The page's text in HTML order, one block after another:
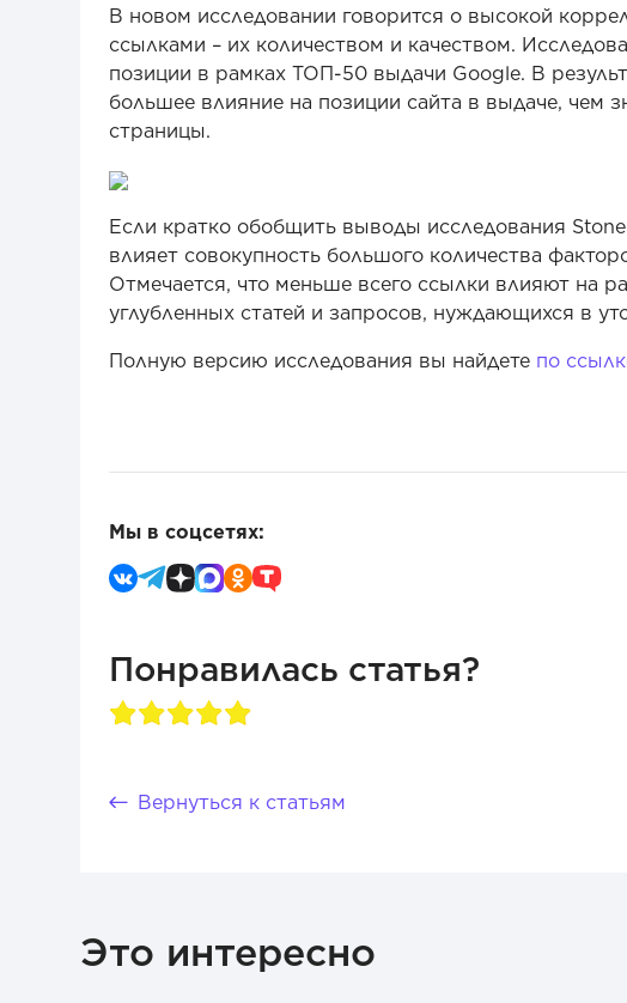
В новом исследовании говорится о высокой
ссылками – их количеством и качеством.
позиции в рамках ТОП-50 выдачи Google. В
большее влияние на позиции сайта в выдаче, чем
страницы.
Если кратко обобщить выводы исследования
влияет совокупность большого количества
Отмечается, что меньше всего ссылки влияют на
углубленных статей и запросов, нуждающихся в
Полную версию исследования вы найдете по
Мы в соцсетях:
Понравилась статья?
Вернуться к статьям
Это интересно